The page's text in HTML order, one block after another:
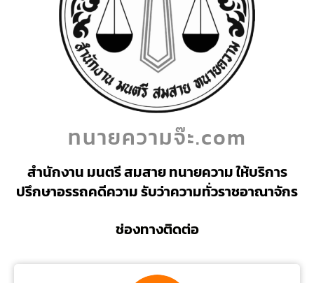
ทนายความจ๊ะ.com
สำนักงาน มนตรี สมสาย ทนายความ ให้บริการ
ปรึกษาอรรถคดีความ รับว่าความทั่วราชอาณาจักร
ช่องทางติดต่อ